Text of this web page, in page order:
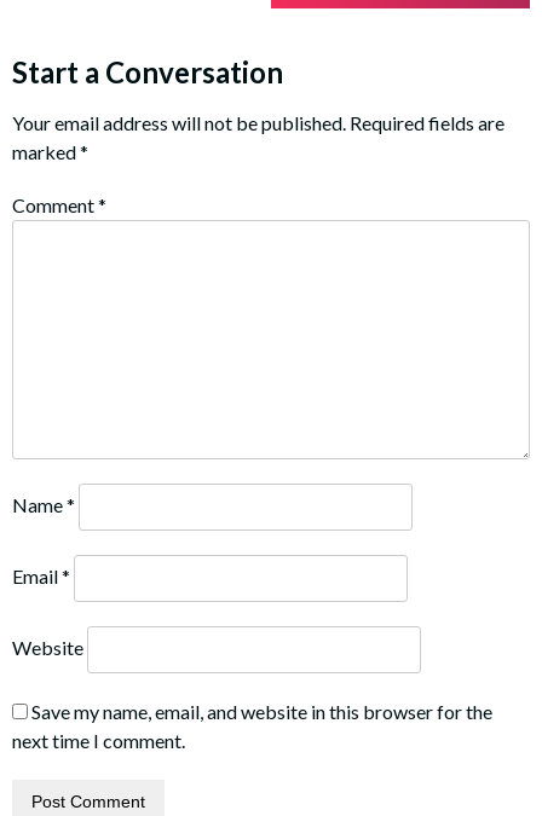
Start a Conversation
Your email address will not be published. Required fields are
marked*
Comment*
Name*
Email*
Website
Save my name, email, and website in this browser for the
next time I comment.